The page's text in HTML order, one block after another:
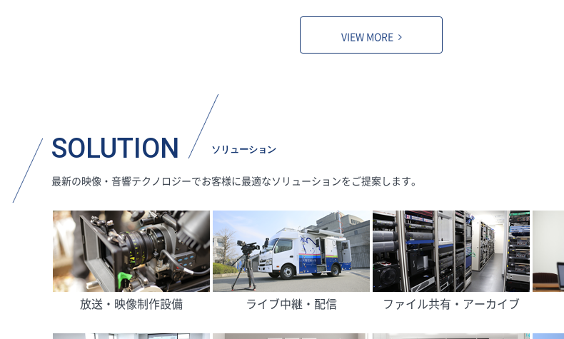
VIEW MORE
SOLUTION ソリューション
最新の映像・音響テクノロジーでお客様に最適なソリューションをご提案します。
放送・映像制作設備 ライブ中継・配信 ファイル共有・アーカイブ